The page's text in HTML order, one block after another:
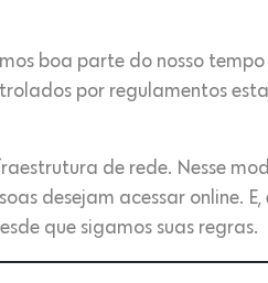
boa parte do nosso
por regulamentos
de rede. Nesse
desejam acessar online. E,
que sigamos suas regras.